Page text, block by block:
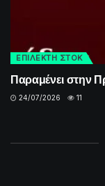
ΕΠΙΛΕΚΤΗ ΣΤΟΚ
Παραμένει στην
24/07/2026 11